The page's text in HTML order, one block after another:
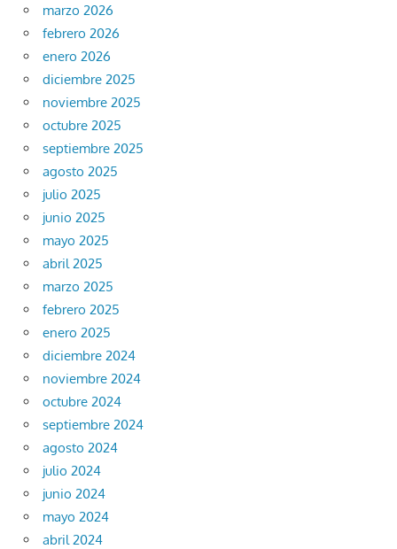
marzo 2026
febrero 2026
enero 2026
diciembre 2025
noviembre 2025
octubre 2025
septiembre 2025
agosto 2025
julio 2025
junio 2025
mayo 2025
abril 2025
marzo 2025
febrero 2025
enero 2025
diciembre 2024
noviembre 2024
octubre 2024
septiembre 2024
agosto 2024
julio 2024
junio 2024
mayo 2024
abril 2024